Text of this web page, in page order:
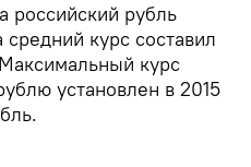
российский рубль
средний курс составил
курс
установлен в 2015